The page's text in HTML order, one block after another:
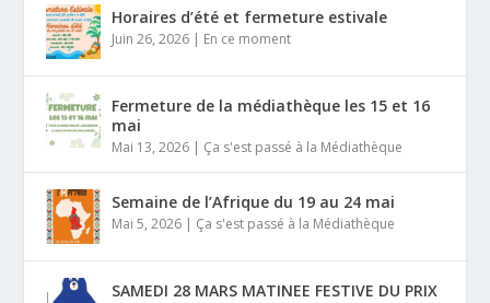
Horaires d’été et fermeture estivale
Juin 26, 2026 | En ce moment
Fermeture de la médiathèque les 15 et 16
mai
Mai 13, 2026 | Ça s'est passé à la Médiathèque
Semaine de l’Afrique du 19 au 24 mai
Mai 5, 2026 | Ça s'est passé à la Médiathèque
SAMEDI 28 MARS MATINEE FESTIVE DU PRIX